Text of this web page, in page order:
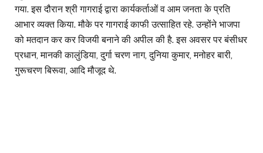
गया. इस दौरान श्री गागराई द्वारा कार्यकर्ताओं व आम जनता के प्रति
आभार व्यक्त किया. मौके पर गागराई काफी उत्साहित रहे. उन्होंने भाजपा
को मतदान कर कर विजयी बनाने की अपील की है. इस अवसर पर बंसीधर
प्रधान, मानकी कालुंडिया, दुर्गा चरण नाग, दुनिया कुमार, मनोहर बारी,
गुरूचरण बिरूवा, आदि मौजूद थे.